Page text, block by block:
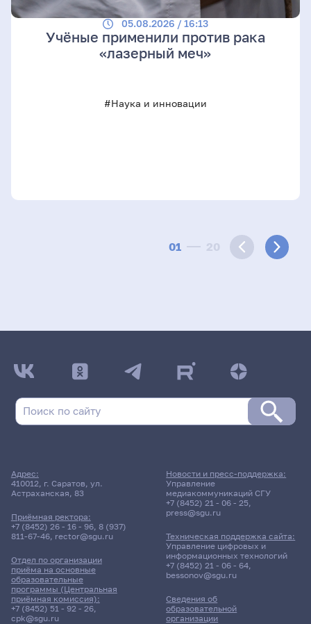
01 20
05.08.2026 / 16:13
Учёные применили против рака
«лазерный меч»
#Наука и инновации
Адрес:
410012, г. Саратов, ул.
Астраханская, 83
Приёмная ректора:
+7 (8452) 26 - 16 - 96, 8 (937)
811-67-46, rector@sgu.ru
Отдел по организации
приёма на основные
образовательные
программы (Центральная
приёмная комиссия):
+7 (8452) 51 - 92 - 26,
cpk@sgu.ru
Сведения об
образовательной
организации
Новости и пресс-поддержка:
Управление
медиакоммуникаций СГУ
+7 (8452) 21 - 06 - 25,
press@sgu.ru
Техническая поддержка сайта:
Управление цифровых и
информационных технологий
+7 (8452) 21 - 06 - 64,
bessonov@sgu.ru